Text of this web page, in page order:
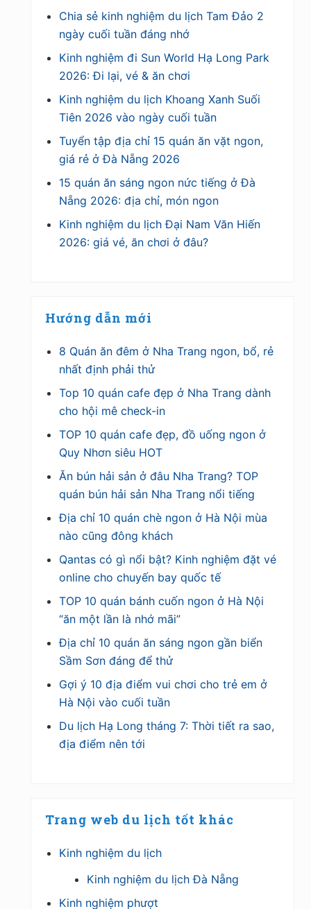
Chia sẻ kinh nghiệm du lịch Tam Đảo 2
ngày cuối tuần đáng nhớ
Kinh nghiệm đi Sun World Hạ Long Park
2026: Đi lại, vé & ăn chơi
Kinh nghiệm du lịch Khoang Xanh Suối
Tiên 2026 vào ngày cuối tuần
Tuyển tập địa chỉ 15 quán ăn vặt ngon,
giá rẻ ở Đà Nẵng 2026
15 quán ăn sáng ngon nức tiếng ở Đà
Nẵng 2026: địa chỉ, món ngon
Kinh nghiệm du lịch Đại Nam Văn Hiến
2026: giá vé, ăn chơi ở đâu?
Hướng dẫn mới
8 Quán ăn đêm ở Nha Trang ngon, bổ, rẻ
nhất định phải thử
Top 10 quán cafe đẹp ở Nha Trang dành
cho hội mê check-in
TOP 10 quán cafe đẹp, đồ uống ngon ở
Quy Nhơn siêu HOT
Ăn bún hải sản ở đâu Nha Trang? TOP
quán bún hải sản Nha Trang nổi tiếng
Địa chỉ 10 quán chè ngon ở Hà Nội mùa
nào cũng đông khách
Qantas có gì nổi bật? Kinh nghiệm đặt vé
online cho chuyến bay quốc tế
TOP 10 quán bánh cuốn ngon ở Hà Nội
“ăn một lần là nhớ mãi”
Địa chỉ 10 quán ăn sáng ngon gần biển
Sầm Sơn đáng để thử
Gợi ý 10 địa điểm vui chơi cho trẻ em ở
Hà Nội vào cuối tuần
Du lịch Hạ Long tháng 7: Thời tiết ra sao,
địa điểm nên tới
Trang web du lịch tốt khác
Kinh nghiệm du lịch
Kinh nghiệm du lịch Đà Nẵng
Kinh nghiệm phượt